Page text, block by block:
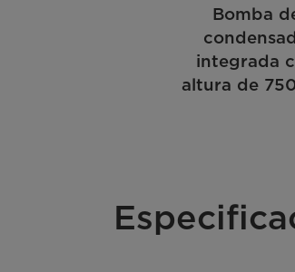
Bomba
integrada
altura de